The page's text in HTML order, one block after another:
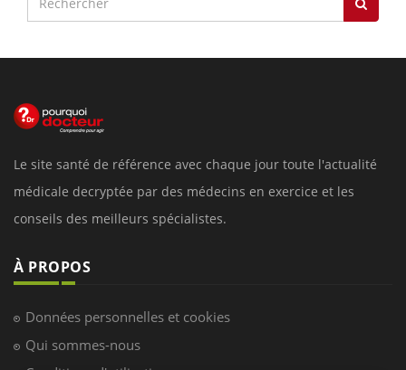
Le site santé de référence avec chaque jour toute l'actualité
médicale decryptée par des médecins en exercice et les
conseils des meilleurs spécialistes.
À PROPOS
Données personnelles et cookies
Qui sommes-nous